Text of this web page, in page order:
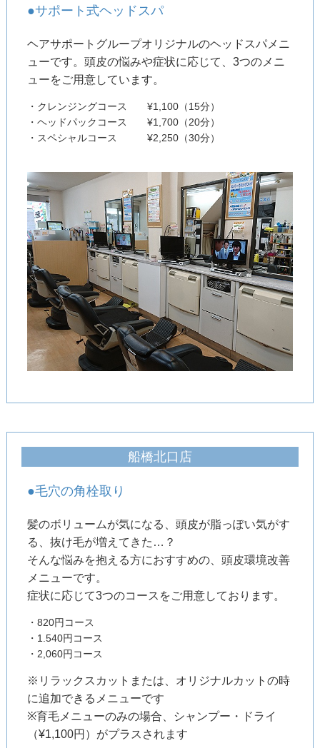
●サポート式ヘッドスパ
ヘアサポートグループオリジナルのヘッドスパメニ
ューです。頭皮の悩みや症状に応じて、3つのメニ
ューをご用意しています。
・クレンジングコース ¥1,100（15分）
・ヘッドパックコース ¥1,700（20分）
・スペシャルコース ¥2,250（30分）
船橋北口店
●毛穴の角栓取り
髪のボリュームが気になる、頭皮が脂っぽい気がす
る、抜け毛が増えてきた…？
そんな悩みを抱える方におすすめの、頭皮環境改善
メニューです。
症状に応じて3つのコースをご用意しております。
・820円コース
・1.540円コース
・2,060円コース
※リラックスカットまたは、オリジナルカットの時
に追加できるメニューです
※育毛メニューのみの場合、シャンプー・ドライ
（¥1,100円）がプラスされます